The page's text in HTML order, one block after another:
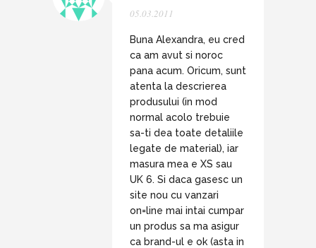
05.03.2011
Buna Alexandra, eu cred
ca am avut si noroc
pana acum. Oricum, sunt
atenta la descrierea
produsului (in mod
normal acolo trebuie
sa-ti dea toate detaliile
legate de material), iar
masura mea e XS sau
UK 6. Si daca gasesc un
site nou cu vanzari
on=line mai intai cumpar
un produs sa ma asigur
ca brand-ul e ok (asta in